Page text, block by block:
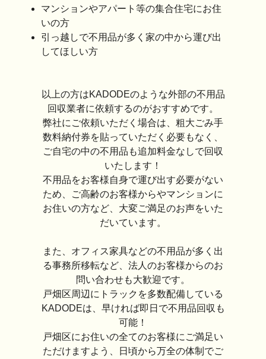
マンションやアパート等の集合住宅にお住
いの方
引っ越しで不用品が多く家の中から運び出
してほしい方
以上の方はKADODEのような外部の不用品
回収業者に依頼するのがおすすめです。
弊社にご依頼いただく場合は、粗大ごみ手
数料納付券を貼っていただく必要もなく、
ご自宅の中の不用品も追加料金なしで回収
いたします！
不用品をお客様自身で運び出す必要がない
ため、ご高齢のお客様からやマンションに
お住いの方など、大変ご満足のお声をいた
だいています。
また、オフィス家具などの不用品が多く出
る事務所移転など、法人のお客様からのお
問い合わせも大歓迎です。
戸畑区周辺にトラックを多数配備している
KADODEは、早ければ即日で不用品回収も
可能！
戸畑区にお住いの全てのお客様にご満足い
ただけますよう、日頃から万全の体制でご